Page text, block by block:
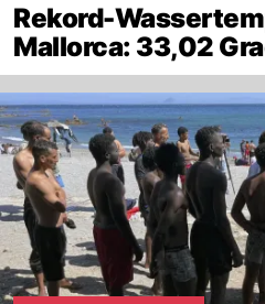
Rekord-
Mallorca: 33,02